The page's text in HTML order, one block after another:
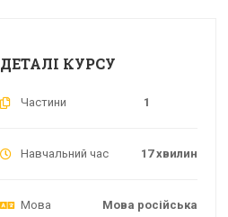
ДЕТАЛІ КУРСУ
Частини 1
Навчальний час 17 хвилин
Мова Мова російська